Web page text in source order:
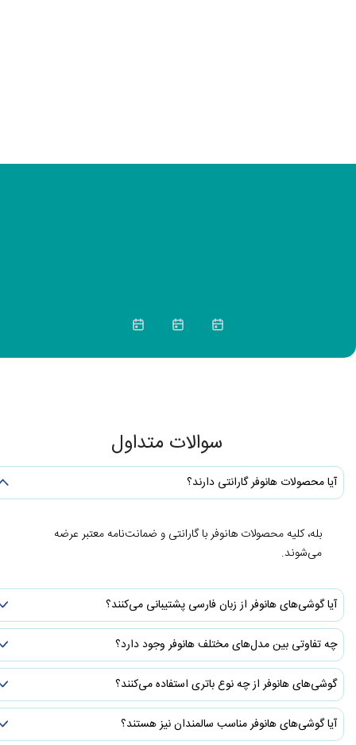
سوالات متداول
آیا محصولات هانوفر گارانتی دارند؟
بله، کلیه محصولات هانوفر با گارانتی و ضمانت‌نامه معتبر عرضه
می‌شوند.
آیا گوشی‌های هانوفر از زبان فارسی پشتیبانی می‌کنند؟
چه تفاوتی بین مدل‌های مختلف هانوفر وجود دارد؟
گوشی‌های هانوفر از چه نوع باتری استفاده می‌کنند؟
آیا گوشی‌های هانوفر مناسب سالمندان نیز هستند؟